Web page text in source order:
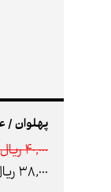
پهلوان /
40,000 ريال
38,000 ريال